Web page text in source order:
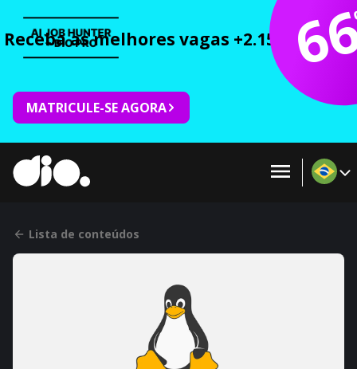
Receba as melhores vagas +2.150 cursos
MATRICULE-SE AGORA
Lista de conteúdos